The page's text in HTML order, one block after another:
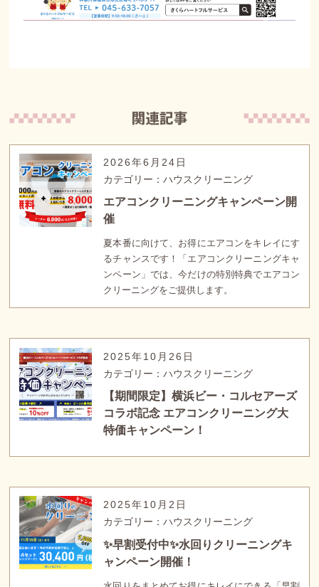
2026年6月24日
カテゴリー：ハウスクリーニング
エアコンクリーニングキャンペーン開
催
夏本番に向けて、お得にエアコンをキレイにす
るチャンスです！「エアコンクリーニングキャ
ンペーン」では、今だけの特別特典でエアコン
クリーニングをご提供します。
2025年10月26日
カテゴリー：ハウスクリーニング
【期間限定】横浜ビー・コルセアーズ
コラボ記念 エアコンクリーニング大
特価キャンペーン！
2025年10月2日
カテゴリー：ハウスクリーニング
✨早割受付中✨水回りクリーニングキ
ャンペーン開催！